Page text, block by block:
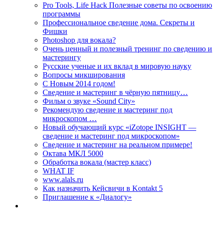
Pro Tools, Life Hack Полезные советы по освоению
программы
Профессиональное сведение дома. Секреты и
Фишки
Photoshop для вокала?
Очень ценный и полезный тренинг по сведению и
мастерингу
Русские ученые и их вклад в мировую науку
Вопросы микширования
C Новым 2014 годом!
Сведение и мастеринг в чёрную пятницу…
Фильм о звуке «Sоund Сity»
Рекомендую сведение и мастеринг под
микроскопом …
Новый обучающий курс «iZotope INSIGHT —
сведение и мастеринг под микроскопом»
Сведение и мастеринг на реальном примере!
Октава МКЛ 5000
Обработка вокала (мастер класс)
WHAT IF
www.alals.ru
Как назначить Кейсвичи в Kontakt 5
Приглашение к «Диалогу»